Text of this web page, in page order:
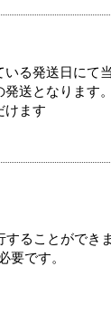
る発送日にて
送となります。
けます
ることができま
要です。